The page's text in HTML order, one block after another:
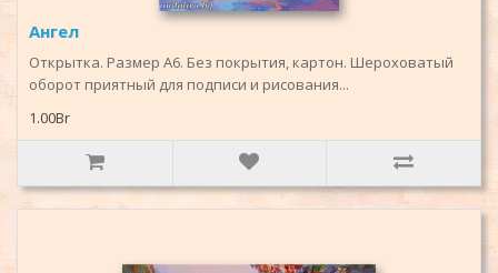
Ангел
Открытка. Размер А6. Без покрытия, картон. Шероховатый
оборот приятный для подписи и рисования...
1.00Br